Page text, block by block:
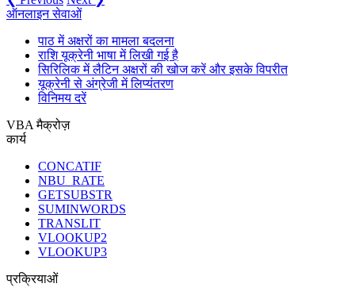
ऑनलाइन सेवाओं
पाठ में अक्षरों का मामला बदलना
राशि यूक्रेनी भाषा में लिखी गई है
सिरिलिक में लैटिन अक्षरों की खोज करें और इसके विपरीत
यूक्रेनी से अंग्रेजी में लिप्यंतरण
विनिमय दरें
VBA मैक्रोज़
कार्य
CONCATIF
NBU_RATE
GETSUBSTR
SUMINWORDS
TRANSLIT
VLOOKUP2
VLOOKUP3
प्रक्रियाओं